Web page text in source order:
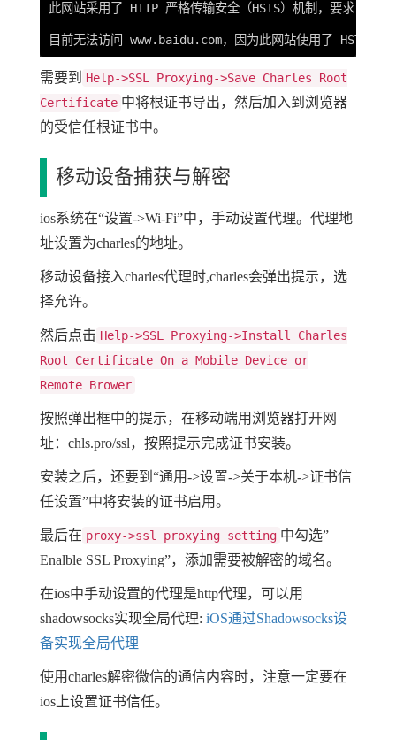
此网站采用了 HTTP 严格传输安全（HSTS）机制，要求
需要到 Help->SSL Proxying->Save Charles Root
Certificate 中将根证书导出，然后加入到浏览器
的受信任根证书中。
移动设备捕获与解密
ios系统在“设置->Wi-Fi”中，手动设置代理。代理地
址设置为charles的地址。
移动设备接入charles代理时,charles会弹出提示，选
择允许。
然后点击 Help->SSL Proxying->Install Charles
Root Certificate On a Mobile Device or
Remote Brower
按照弹出框中的提示，在移动端用浏览器打开网
址：chls.pro/ssl，按照提示完成证书安装。
安装之后，还要到“通用->设置->关于本机->证书信
任设置”中将安装的证书启用。
最后在 proxy->ssl proxying setting 中勾选”
Enalble SSL Proxying”，添加需要被解密的域名。
在ios中手动设置的代理是http代理，可以用
shadowsocks实现全局代理: iOS通过Shadowsocks设
备实现全局代理
使用charles解密微信的通信内容时，注意一定要在
ios上设置证书信任。